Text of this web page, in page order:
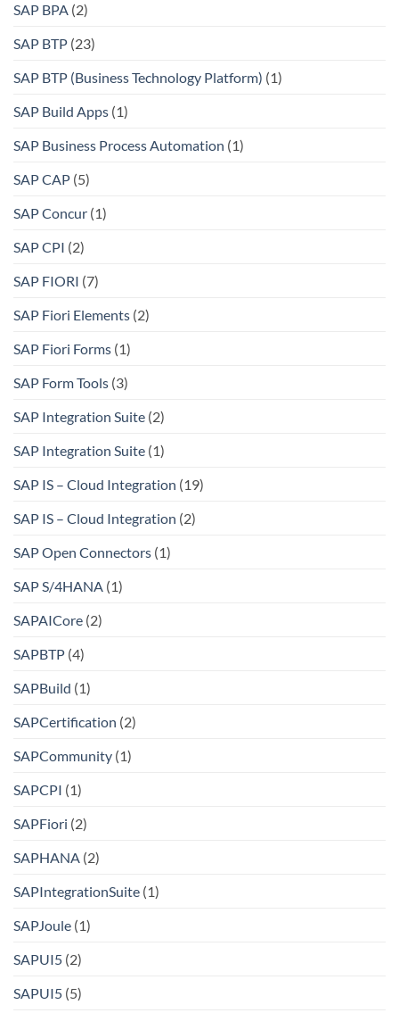
SAP BPA (2)
SAP BTP (23)
SAP BTP (Business Technology Platform) (1)
SAP Build Apps (1)
SAP Business Process Automation (1)
SAP CAP (5)
SAP Concur (1)
SAP CPI (2)
SAP FIORI (7)
SAP Fiori Elements (2)
SAP Fiori Forms (1)
SAP Form Tools (3)
SAP Integration Suite (2)
SAP Integration Suite (1)
SAP IS – Cloud Integration (19)
SAP IS – Cloud Integration (2)
SAP Open Connectors (1)
SAP S/4HANA (1)
SAPAICore (2)
SAPBTP (4)
SAPBuild (1)
SAPCertification (2)
SAPCommunity (1)
SAPCPI (1)
SAPFiori (2)
SAPHANA (2)
SAPIntegrationSuite (1)
SAPJoule (1)
SAPUI5 (2)
SAPUI5 (5)